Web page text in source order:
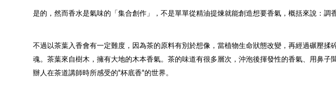
是的，然而香水是氣味的「集合創作」，不是單單從精油提煉就能創造想要香氣，概括來說：調
不過以茶葉入香會有一定難度，因為茶的原料有別於想像，當植物生命狀態改變，再經過碾壓
魂。茶葉來自樹木，擁有大地的木本香氣。茶的味道有很多層次，沖泡後揮發性的香氣、用鼻
辦人在茶道講師時所感受的"杯底香"的世界。